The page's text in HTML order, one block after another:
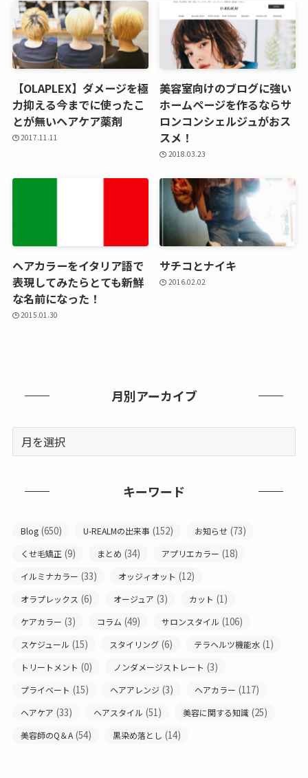
【OLAPLEX】ダメージを極
力抑える今までに使ったこ
とが無いヘアケア薬剤
2017.11.11
美容室向けのブログに強い
ホームページを作るならサ
ロンコンシェルジュがおス
スメ！
2018.03.23
ヘアカラーをイタリア語で
表現してみたらとても新鮮
な名前になった！
2015.01.30
サチコとナイキ
2016.02.02
月別アーカイブ
キーワード
Blog (650) U-REALMの出来事 (152) お知らせ (73)
くせ毛矯正 (9) まとめ (34) アプリエカラー (18)
イルミナカラー (33) オッジィオット (12)
オラプレックス (6) オージュア (3) カット (1)
ケアカラー (3) コラム (49) サロンスタイル (106)
スケジュール (15) スタイリング (6) テラヘルツ機能水 (1)
トリートメント (0) ノンダメージストレート (3)
プライベート (15) ヘアアレンジ (3) ヘアカラー (117)
ヘアケア (33) ヘアスタイル (51) 美容に関する知識 (25)
美容師のQ＆A (54) 黒染め落とし (14)